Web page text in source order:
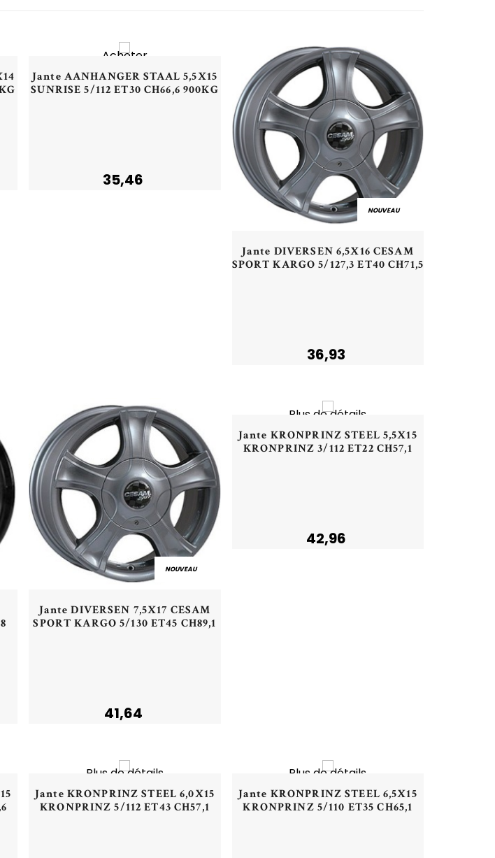
Acheter
Jante AANHANGER STAAL 5,5X15
SUNRISE 5/112 ET30 CH66,6 900KG
35,46
NOUVEAU
Jante DIVERSEN 6,5X16 CESAM
SPORT KARGO 5/127,3 ET40 CH71,5
36,93
NOUVEAU
Jante DIVERSEN 7,5X17 CESAM
SPORT KARGO 5/130 ET45 CH89,1
41,64
Plus de détails
Jante KRONPRINZ STEEL 5,5X15
KRONPRINZ 3/112 ET22 CH57,1
42,96
Plus de détails
Jante KRONPRINZ STEEL 6,0X15
KRONPRINZ 5/112 ET43 CH57,1
Plus de détails
Jante KRONPRINZ STEEL 6,5X15
KRONPRINZ 5/110 ET35 CH65,1